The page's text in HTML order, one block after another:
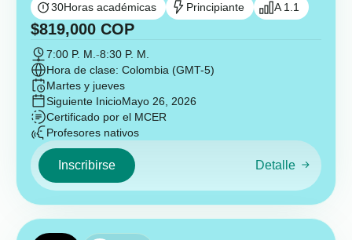
30Horas académicas Principiante A 1.1
$819,000 COP
7:00 P. M. -8:30 P. M.
Hora de clase: Colombia (GMT-5)
Martes y jueves
Siguiente InicioMayo 26, 2026
Certificado por el MCER
Profesores nativos
Inscribirse Detalle